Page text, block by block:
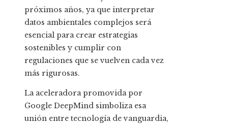
próximos años, ya que interpretar
datos ambientales complejos será
esencial para crear estrategias
sostenibles y cumplir con
regulaciones que se vuelven cada vez
más rigurosas.
La aceleradora promovida por
Google DeepMind simboliza esa
unión entre tecnología de vanguardia,